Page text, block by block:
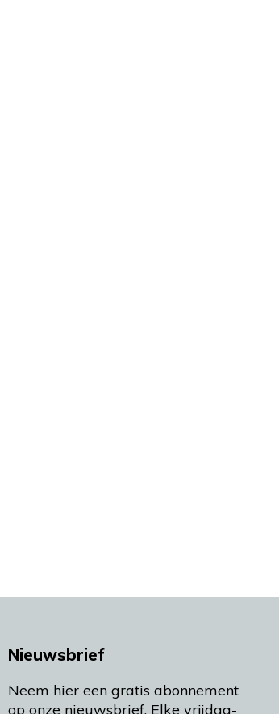
Nieuwsbrief
Neem hier een gratis abonnement
op onze nieuwsbrief. Elke vrijdag-